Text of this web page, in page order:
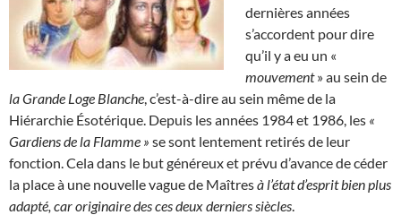
dernières années
s’accordent pour dire
qu’il y a eu un «
mouvement» au sein de
la Grande Loge Blanche , c’est-à-dire au sein même de la
Hiérarchie Ésotérique. Depuis les années 1984 et 1986, les «
Gardiens de la Flamme » se sont lentement retirés de leur
fonction. Cela dans le but généreux et prévu d’avance de céder
la place à une nouvelle vague de Maîtresà l’état d’esprit bien plus
adapté, car originaire des ces deux derniers siècles